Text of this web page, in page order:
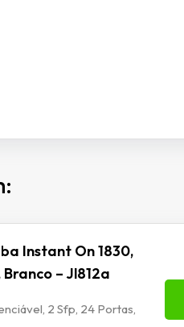
Instant On 1830,
– Jl812a
2 Sfp, 24 Portas,